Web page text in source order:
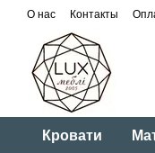
Перейти к основному
О нас Контакты
Кровати